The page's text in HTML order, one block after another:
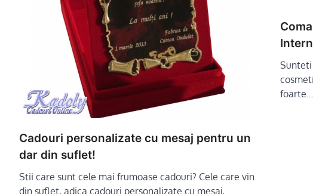
Cadouri personalizate cu mesaj pentru un
dar din suflet!
Stii care sunt cele mai frumoase cadouri? Cele care vin
din suflet, adica cadouri personalizate cu mesaj,
Sunteti
foarte…